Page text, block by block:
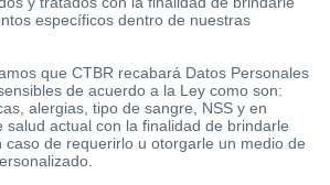
específicos dentro de nuestras
que CTBR recabará Datos Personales
de acuerdo a la Ley como son:
alergias, tipo de sangre, NSS y en
salud actual con la finalidad de brindarle
caso de requerirlo u otorgarle un medio de